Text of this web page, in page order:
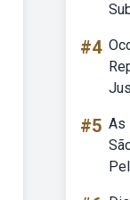
#4
#5 As